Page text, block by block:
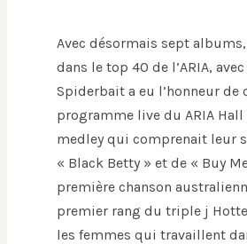
Avec désormais sept
dans le top 40 de l’ARIA,
Spiderbait a eu l’honneur de
programme live du ARIA Hall
medley qui comprenait leur
« Black Betty » et de « Buy
première chanson
premier rang du triple j
les femmes qui travaillent